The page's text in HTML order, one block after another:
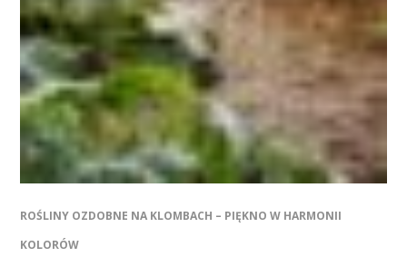
ROŚLINY OZDOBNE NA KLOMBACH – PIĘKNO W HARMONII
KOLORÓW